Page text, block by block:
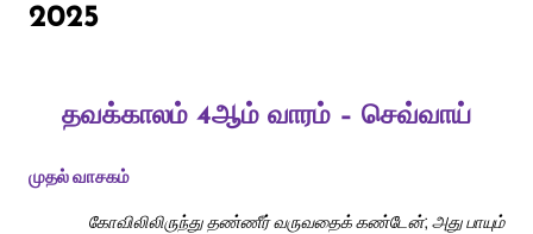
2025
தவக்காலம் 4ஆம் வாரம் – செவ்வாய்
முதல் வாசகம்
கோவிலிலிருந்து தண்ணீர் வருவதைக் கண்டேன்; அது பாயும்